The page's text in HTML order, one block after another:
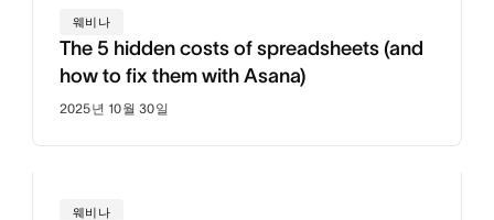
웨비나
The 5 hidden costs of spreadsheets (and
how to fix them with Asana)
2025년 10월 30일
웨비나